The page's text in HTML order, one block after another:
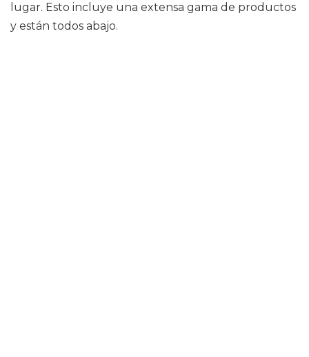
lugar. Esto incluye una extensa gama de productos
y están todos abajo.